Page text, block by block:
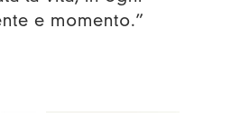
e momento.”